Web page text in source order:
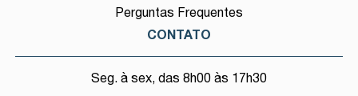
Perguntas Frequentes
CONTATO
Seg. à sex, das 8h00 às 17h30